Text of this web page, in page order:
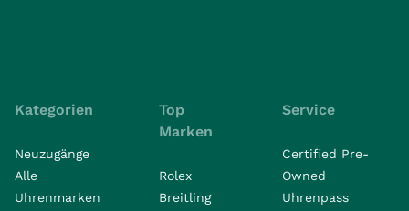
Kategorien
Neuzugänge
Alle
Uhrenmarken
Top
Marken
Rolex
Breitling
Service
Certified Pre-
Owned
Uhrenpass